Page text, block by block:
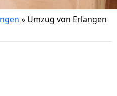
» Umzug von Erlangen